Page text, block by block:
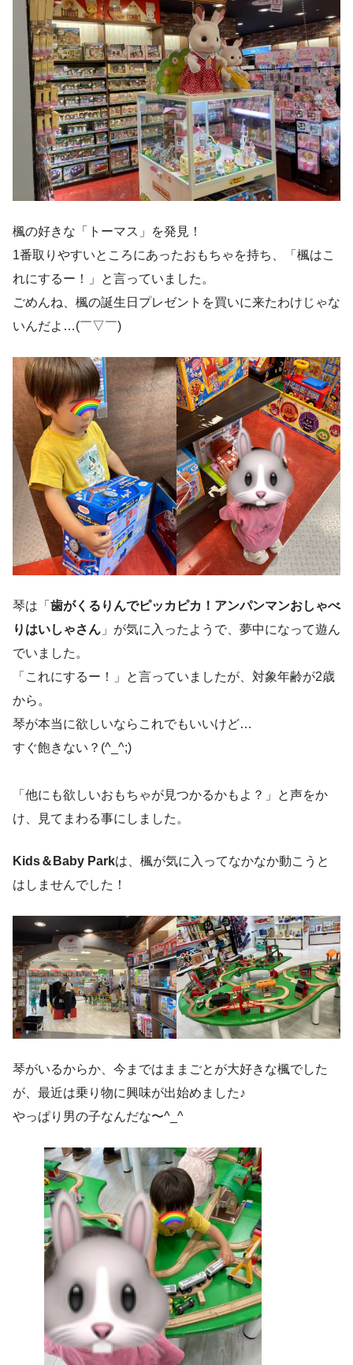
楓の好きな「トーマス」を発見！
1番取りやすいところにあったおもちゃを持ち、「楓はこ
れにするー！」と言っていました。
ごめんね、楓の誕生日プレゼントを買いに来たわけじゃな
いんだよ…(￣▽￣)
琴は「 歯がくるりんでピッカピカ！アンパンマンおしゃべ
りはいしゃさん 」が気に入ったようで、夢中になって遊ん
でいました。
「これにするー！」と言っていましたが、対象年齢が2歳
から。
琴が本当に欲しいならこれでもいいけど…
すぐ飽きない？(^_^;)
「他にも欲しいおもちゃが見つかるかもよ？」と声をか
け、見てまわる事にしました。
Kids＆Baby Parkは、楓が気に入ってなかなか動こうと
はしませんでした！
琴がいるからか、今まではままごとが大好きな楓でした
が、最近は乗り物に興味が出始めました♪
やっぱり男の子なんだな〜^_^